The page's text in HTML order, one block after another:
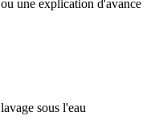
une explication d'avance
sous l'eau